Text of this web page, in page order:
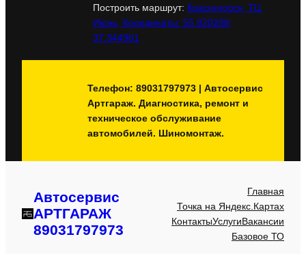
Построить маршрут: Красногорск, ТЦ
Июнь, Координаты: 55.820288,
37.344961
Телефон: 89031797973 | Автосервис
Артгараж. Диагностика, ремонт и
техническое обслуживание
автомобилей. Шиномонтаж.
Автосервис
АРТГАРАЖ
89031797973
Главная
Точка на Яндекс.Картах
КонтактыУслугиВакансии
Базовое ТО